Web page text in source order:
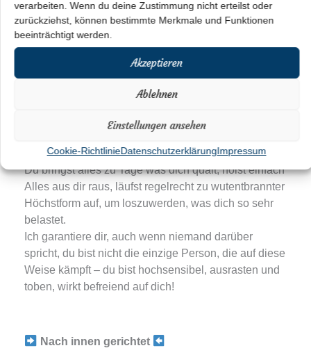
verarbeiten. Wenn du deine Zustimmung nicht erteilst oder
zurückziehst, können bestimmte Merkmale und Funktionen
beeinträchtigt werden.
Akzeptieren
Ablehnen
Einstellungen ansehen
Cookie-RichtlinieDatenschutzerklärungImpressum
auszudrücken und du reagierst heftiger, manchmal
gar explodierst du geradezu. Du schreist und brüllst,
Tränen in die Augen, vielleicht schlägst du Türen,
Gegenstand oder du stampfst mit dem Fuß auf, ballst
die Fäuste oder schlägst mit der flachen Hand gegen
Du bringst alles zu Tage was dich quält, holst einfach
Alles aus dir raus, läufst regelrecht zu wutentbrannter
Höchstform auf, um loszuwerden, was dich so sehr
belastet.
Ich garantiere dir, auch wenn niemand darüber
spricht, du bist nicht die einzige Person, die auf diese
Weise kämpft – du bist hochsensibel, ausrasten und
toben, wirkt befreiend auf dich!
Nach innen gerichtet